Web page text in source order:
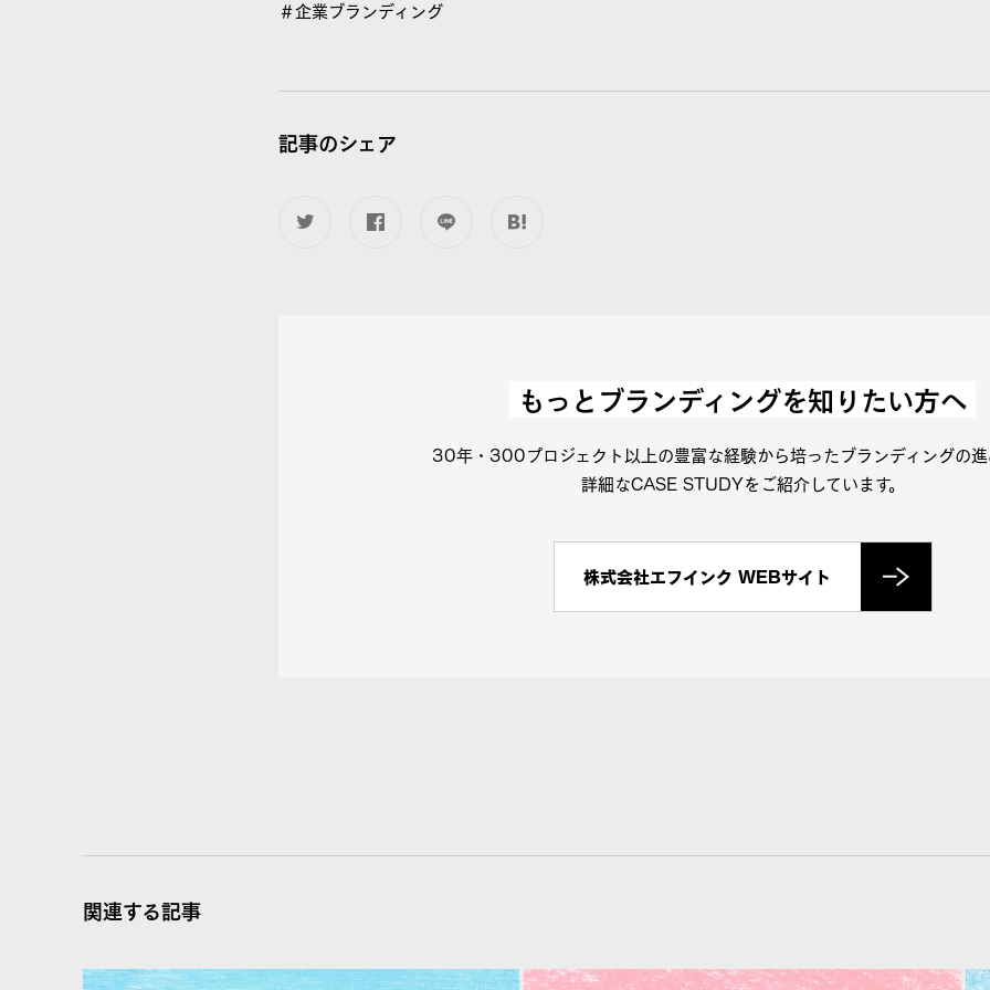
＃企業ブランディング
記事のシェア
もっとブランディングを知りたい方へ
30年・300プロジェクト以上の豊富な経験から培ったブランディングの
詳細なCASE STUDYをご紹介しています。
株式会社エフインク WEBサイト
関連する記事